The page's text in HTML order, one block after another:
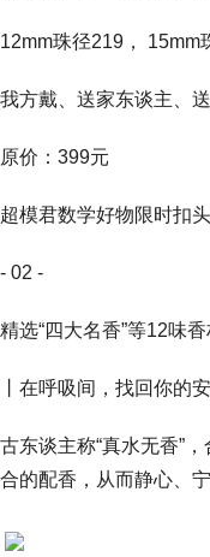
12mm珠径219， 15mm
我方戴、送家东谈主、
原价：399元
超模君数学好物限时扣
- 02 -
精选“四大名香”等12味
丨在呼吸间，找回你的
古东谈主称“真水无香”
合的配香，从而静心、